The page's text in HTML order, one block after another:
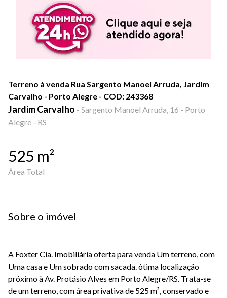
Terreno à venda Rua Sargento Manoel Arruda, Jardim
Carvalho - Porto Alegre - COD: 243368
Jardim Carvalho - Sargento Manoel Arruda, 16 - Porto
Alegre - RS
525 m²
Área Total
Sobre o imóvel
A Foxter Cia. Imobiliária oferta para venda Um terreno, com
Uma casa e Um sobrado com sacada. ótima localização
próximo à Av. Protásio Alves em Porto Alegre/RS. Trata-se
de um terreno, com área privativa de 525 m², conservado e